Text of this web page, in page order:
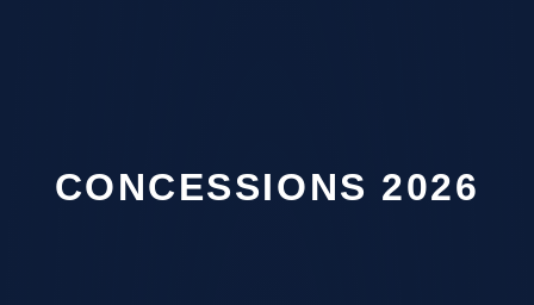
CONCESSIONS 2026